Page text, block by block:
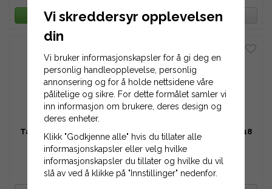
LEGG TIL HANDLEKURV OVERVÅK PRODUKT
Tannreim HTD 384-3M-16
252 kr
Tannreim HTD 384-3M-18
285 kr
Vi skreddersyr opplevelsen
din
Vi bruker informasjonskapsler for å gi deg en
personlig handleopplevelse, personlig
annonsering og for å holde nettsidene våre
pålitelige og sikre. For dette formålet samler vi
inn informasjon om brukere, deres design og
deres enheter.
Klikk "Godkjenne alle" hvis du tillater alle
informasjonskapsler eller velg hvilke
informasjonskapsler du tillater og hvilke du vil
slå av ved å klikke på "Innstillinger" nedenfor.